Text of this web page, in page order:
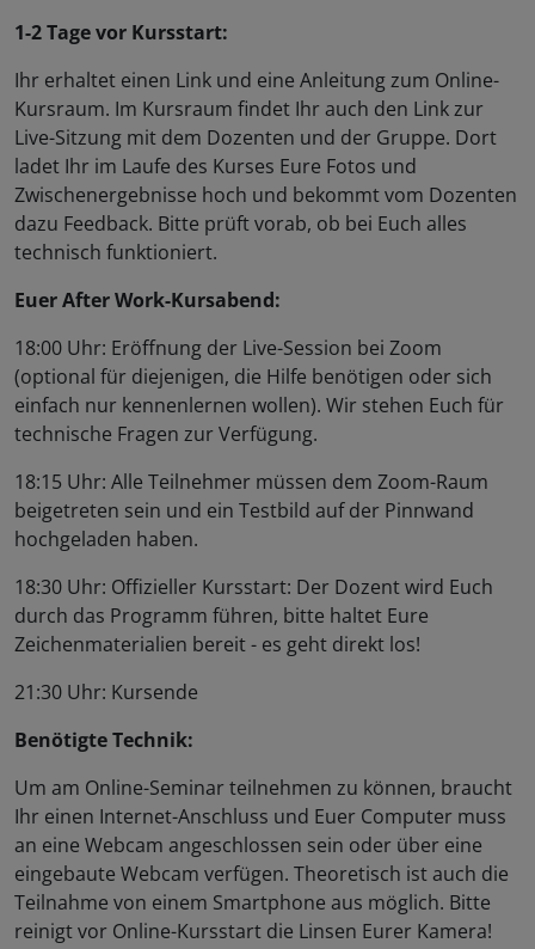
1-2 Tage vor Kursstart:
Ihr erhaltet einen Link und eine Anleitung zum Online-
Kursraum. Im Kursraum findet Ihr auch den Link zur
Live-Sitzung mit dem Dozenten und der Gruppe. Dort
ladet Ihr im Laufe des Kurses Eure Fotos und
Zwischenergebnisse hoch und bekommt vom Dozenten
dazu Feedback. Bitte prüft vorab, ob bei Euch alles
technisch funktioniert.
Euer After Work-Kursabend:
18:00 Uhr: Eröffnung der Live-Session bei Zoom
(optional für diejenigen, die Hilfe benötigen oder sich
einfach nur kennenlernen wollen). Wir stehen Euch für
technische Fragen zur Verfügung.
18:15 Uhr: Alle Teilnehmer müssen dem Zoom-Raum
beigetreten sein und ein Testbild auf der Pinnwand
hochgeladen haben.
18:30 Uhr: Offizieller Kursstart: Der Dozent wird Euch
durch das Programm führen, bitte haltet Eure
Zeichenmaterialien bereit - es geht direkt los!
21:30 Uhr: Kursende
Benötigte Technik:
Um am Online-Seminar teilnehmen zu können, braucht
Ihr einen Internet-Anschluss und Euer Computer muss
an eine Webcam angeschlossen sein oder über eine
eingebaute Webcam verfügen. Theoretisch ist auch die
Teilnahme von einem Smartphone aus möglich. Bitte
reinigt vor Online-Kursstart die Linsen Eurer Kamera!